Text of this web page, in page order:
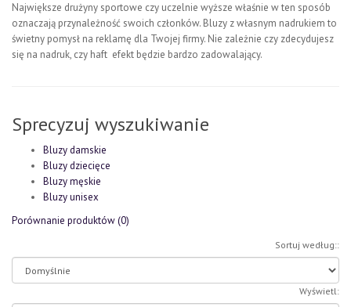
Największe drużyny sportowe czy uczelnie wyższe właśnie w ten sposób
oznaczają przynależność swoich członków. Bluzy z własnym nadrukiem to
świetny pomysł na reklamę dla Twojej firmy. Nie zależnie czy zdecydujesz
się na nadruk, czy haft efekt będzie bardzo zadowalający.
Sprecyzuj wyszukiwanie
Bluzy damskie
Bluzy dziecięce
Bluzy męskie
Bluzy unisex
Porównanie produktów (0)
Sortuj według::
Wyświetl: